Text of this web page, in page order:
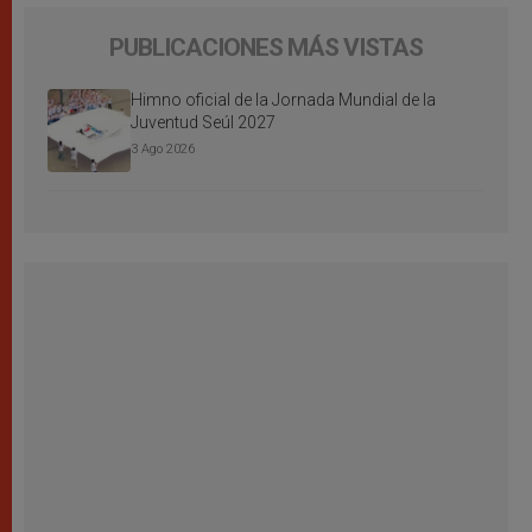
PUBLICACIONES MÁS VISTAS
Himno oficial de la Jornada Mundial de la
Juventud Seúl 2027
3 Ago 2026